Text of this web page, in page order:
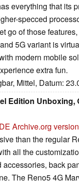
everything that its
specced
go of those
5G variant is
modern mobile
extra fun.
Mittel, Datum:
Edition
Archive.org version
than the regular
all the
back
The Reno5 4G